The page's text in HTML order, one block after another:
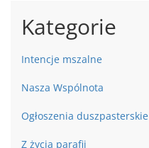
Kategorie
Intencje mszalne
Nasza Wspólnota
Ogłoszenia duszpasterskie
Z życia parafii